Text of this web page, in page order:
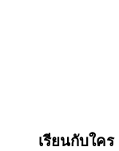
เรียนกับใคร